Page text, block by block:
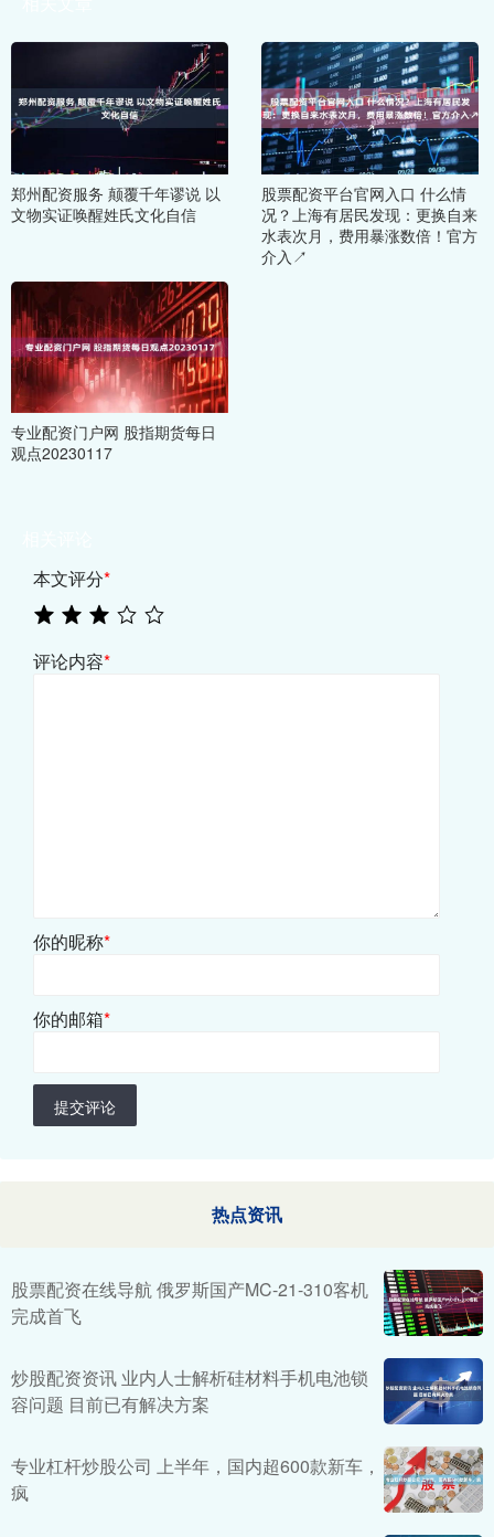
郑州配资服务 颠覆千年谬说 以
文物实证唤醒姓氏文化自信
股票配资平台官网入口 什么情
况？上海有居民发现：更换自来
水表次月，费用暴涨数倍！官方
介入↗
专业配资门户网 股指期货每日
观点20230117
本文评分*
评论内容*
你的昵称*
你的邮箱*
提交评论
热点资讯
股票配资在线导航 俄罗斯国产MC-21-310客机
完成首飞
炒股配资资讯 业内人士解析硅材料手机电池锁
容问题 目前已有解决方案
专业杠杆炒股公司 上半年，国内超600款新车，
疯